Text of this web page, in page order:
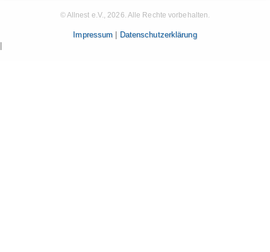
© Allnest e.V., 2026. Alle Rechte vorbehalten.
Impressum
Datenschutzerklärung